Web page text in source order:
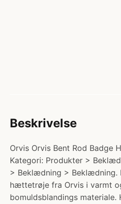
Beskrivelse
Orvis Orvis Bent Rod Badge
Kategori: Produkter >
> Beklædning > Beklædning.
hættetrøje fra Orvis i varmt
bomuldsblandings